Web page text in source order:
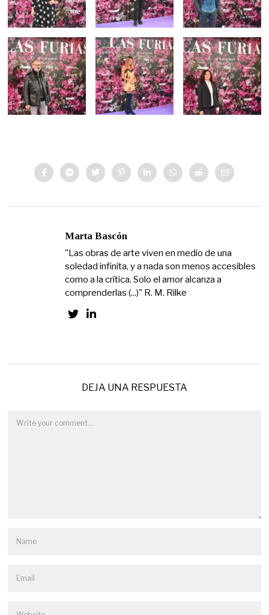
Marta Bascón
"Las obras de arte viven en medio de una
soledad infinita, y a nada son menos accesibles
como a la crítica. Solo el amor alcanza a
comprenderlas (...)" R. M. Rilke
DEJA UNA RESPUESTA